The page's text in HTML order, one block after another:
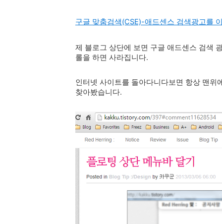
구글 맞춤검색(CSE)-애드센스 검색광고를
제 블로그 상단에 보면 구글 애드센스 검색
롤을 하면 사라집니다.
인터넷 사이트를 돌아다니다보면 항상 맨
찾아봤습니다.